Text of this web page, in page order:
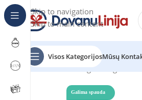
Skip to navigation
Skip to main content
Visos KategorijosMūsų
Pradžia Katalogas
Galima spauda